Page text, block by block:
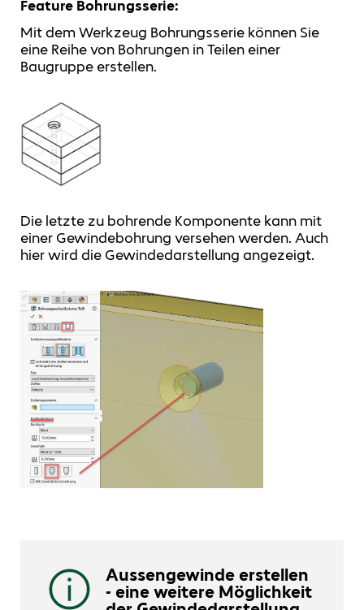
Feature Bohrungsserie:
Mit dem Werkzeug Bohrungsserie können Sie
eine Reihe von Bohrungen in Teilen einer
Baugruppe erstellen.
Die letzte zu bohrende Komponente kann mit
einer Gewindebohrung versehen werden. Auch
hier wird die Gewindedarstellung angezeigt.
Aussengewinde erstellen
- eine weitere Möglichkeit